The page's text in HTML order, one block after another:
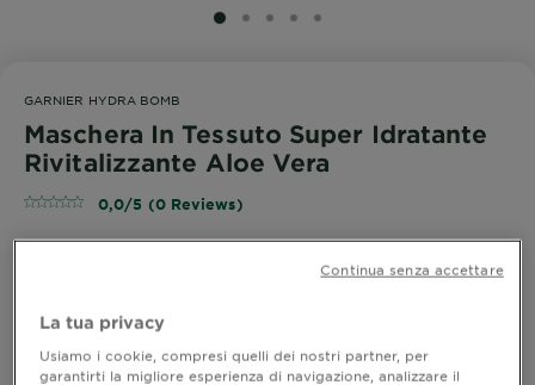
SLIDE 1
SLIDE 2
SLIDE 3
SLIDE 4
SLIDE 5
GARNIER HYDRA BOMB
Maschera In Tessuto Super Idratante
Rivitalizzante Aloe Vera
0,0/5 (0 Reviews)
Scopri la nuova maschera Garnier Skin Active Hydra
super idratante e rivitalizzante, per tutti i tipi di pelle
anche sensibili
MOSTRA DI PIÙ
La tua privacy
Usiamo i cookie, compresi quelli dei nostri partner, per
garantirti la migliore esperienza di navigazione, analizzare il
Continua senza accettare